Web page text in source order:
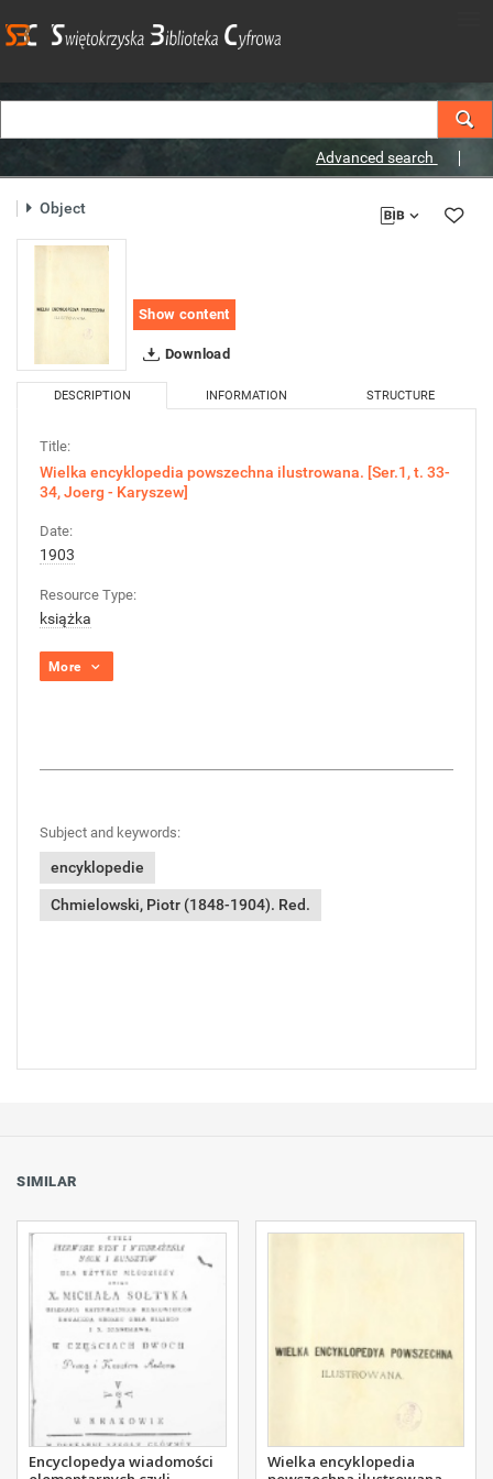
Advanced search
Object
Show content
Download
DESCRIPTION INFORMATION STRUCTURE
Title:
Wielka encyklopedia powszechna ilustrowana. [Ser.1, t. 33-
34, Joerg - Karyszew]
Date:
1903
Resource Type:
książka
More
Subject and keywords:
encyklopedie
Chmielowski, Piotr (1848-1904). Red.
SIMILAR
Encyclopedya wiadomości
Wielka encyklopedia